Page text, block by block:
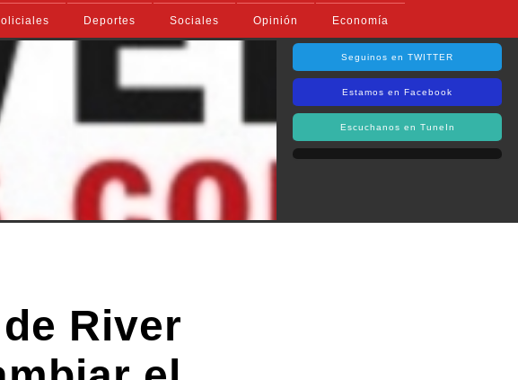
Deportes Sociales Opinión Economía
Seguinos en TWITTER
Estamos en Facebook
Escuchanos en TuneIn
River